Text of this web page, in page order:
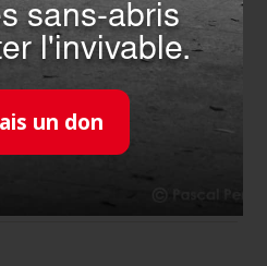
France
au
sans-abris
l'invivable.
un don